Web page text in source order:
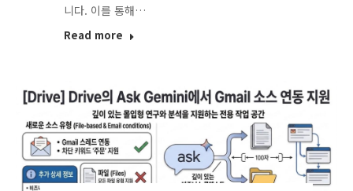
니다. 이를 통해…
Read more